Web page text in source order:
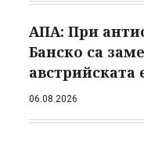
АПА: При
Банско са
австрийската
06.08.2026